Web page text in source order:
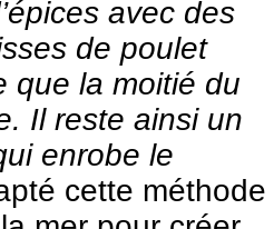
avec des
de poulet
que la moitié du
Il reste ainsi un
enrobe le
cette méthode